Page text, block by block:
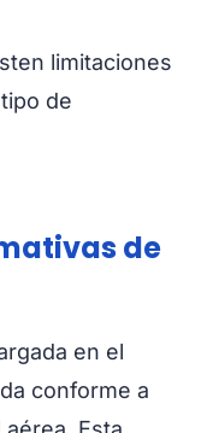
limitaciones
de
de
en el
conforme a